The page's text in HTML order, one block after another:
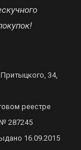
34,
реестре
287245
16.09.2015